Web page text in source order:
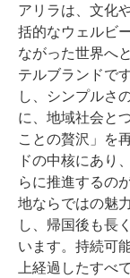
アリラは、文化
括的なウェルビ
ながった世界へ
テルブランドで
し、シンプルさ
に、地域社会と
ことの贅沢」を
ドの中核にあり
らに推進するの
地ならではの魅
し、帰国後も長
います。持続可
上経過したすべ